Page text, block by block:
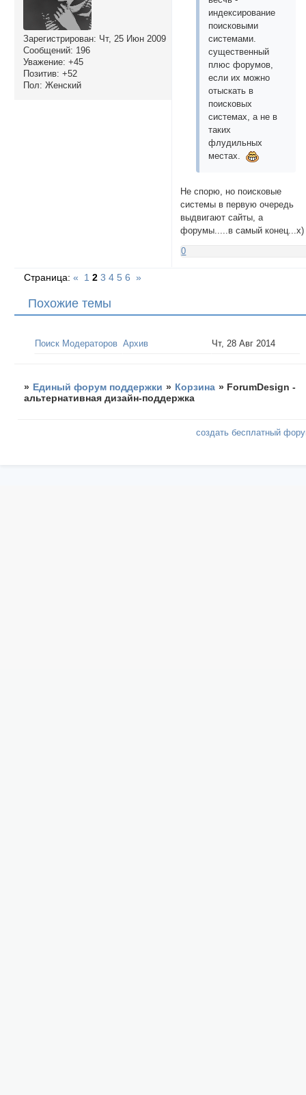
Зарегистрирован: Чт, 25 Июн 2009
Сообщений: 196
Уважение: +45
Позитив: +52
Пол: Женский
индексирование
поисковыми
системами.
существенный
плюс форумов,
если их можно
отыскать в
поисковых
системах, а не в
таких
флудильных
местах.
Не спорю, но поисковые
системы в первую очередь
выдвигают сайты, а
форумы.....в самый конец...х)
0
Страница:« 1 2 3 4 5 6 »
Похожие темы
Поиск Модераторов Архив Чт, 28 Авг 2014
» Единый форум поддержки » Корзина » ForumDesign -
альтернативная дизайн-поддержка
создать бесплатный